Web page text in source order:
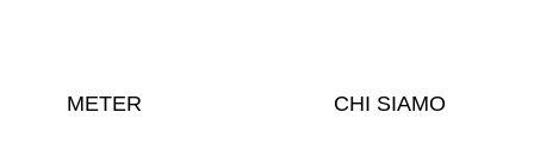
METER CHI SIAMO